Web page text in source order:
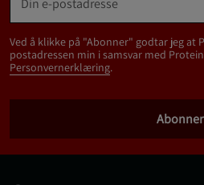
Ved å klikke på "Abonner" godtar jeg at
postadressen min i samsvar med
Personvernerklæring.
Abonner